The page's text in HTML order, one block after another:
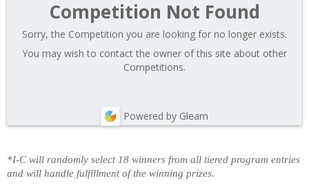
Competition Not Found
Sorry, the Competition you are looking for no longer exists.
You may wish to contact the owner of this site about other
Competitions.
Powered by Gleam
*I-C will randomly select 18 winners from all tiered program entries
and will handle fulfillment of the winning prizes.